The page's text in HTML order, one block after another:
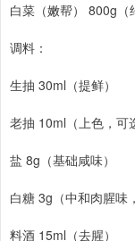
白菜（嫩帮） 800g（
调料：
生抽 30ml（提鲜）
老抽 10ml（上色，可
盐 8g（基础咸味）
白糖 3g（中和肉腥味
料酒 15ml（去腥）